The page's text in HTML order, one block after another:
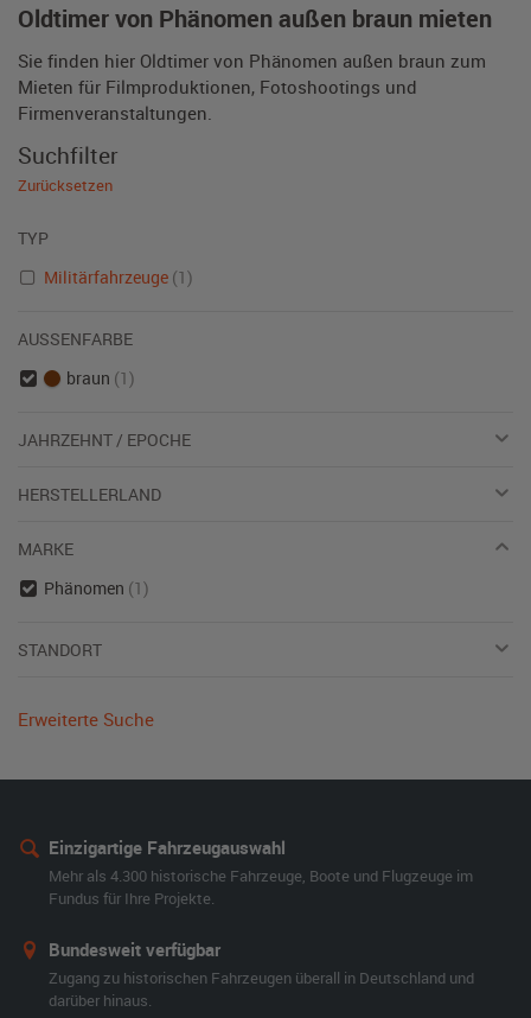
Oldtimer von Phänomen außen braun mieten
Sie finden hier Oldtimer von Phänomen außen braun zum
Mieten für Filmproduktionen, Fotoshootings und
Firmenveranstaltungen.
Suchfilter
Zurücksetzen
TYP
Militärfahrzeuge (1)
AUSSENFARBE
braun (1)
JAHRZEHNT / EPOCHE
HERSTELLERLAND
MARKE
Phänomen (1)
STANDORT
Erweiterte Suche
Einzigartige Fahrzeugauswahl
Mehr als 4.300 historische Fahrzeuge, Boote und Flugzeuge im
Fundus für Ihre Projekte.
Bundesweit verfügbar
Zugang zu historischen Fahrzeugen überall in Deutschland und
darüber hinaus.